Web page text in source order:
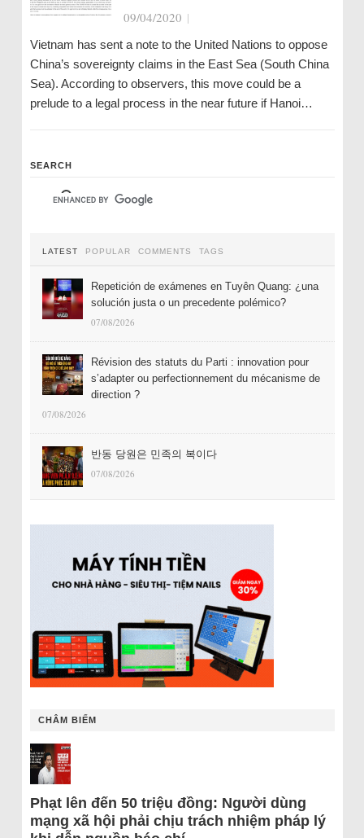
09/04/2020 |
Vietnam has sent a note to the United Nations to oppose
China’s sovereignty claims in the East Sea (South China
Sea). According to observers, this move could be a
prelude to a legal process in the near future if Hanoi…
SEARCH
LATEST POPULAR COMMENTS TAGS
Repetición de exámenes en Tuyên Quang: ¿una
solución justa o un precedente polémico?
07/08/2026
Révision des statuts du Parti : innovation pour
s’adapter ou perfectionnement du mécanisme de
direction ?
07/08/2026
반동 당원은 민족의 복이다
07/08/2026
CHÂM BIẾM
Phạt lên đến 50 triệu đồng: Người dùng
mạng xã hội phải chịu trách nhiệm pháp lý